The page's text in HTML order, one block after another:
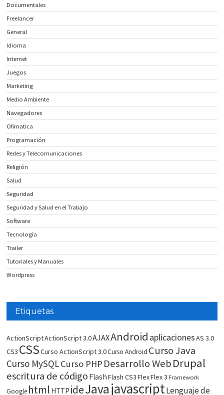
Documentales
Freelancer
General
Idioma
Internet
Juegos
Marketing
Medio Ambiente
Navegadores
Ofimatica
Programación
Redes y Telecomunicaciones
Religión
Salud
Seguridad
Seguridad y Salud en el Trabajo
Software
Tecnología
Trailer
Tutoriales y Manuales
Wordpress
Etiquetas
ActionScriptActionScript 3.0AJAXAndroid aplicacionesAS 3.0
CS3 CSSCurso ActionScript 3.0Curso Android Curso Java
Curso MySQLCurso PHP Desarrollo WebDrupal
escritura de código FlashFlash CS3FlexFlex 3 Framework
Google html HTTP ideJavajavascriptLenguaje de